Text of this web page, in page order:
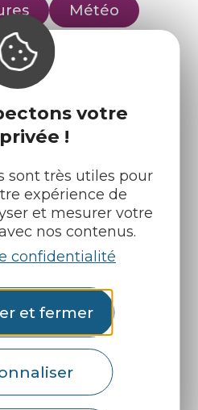
votre
!
sont très utiles pour
expérience de
et mesurer votre
nos contenus.
confidentialité
et fermer
Météo
sur :
Partenaires